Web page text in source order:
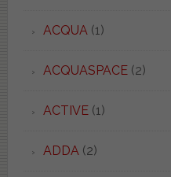
ACQUA(1)
ACQUASPACE(2)
ACTIVE(1)
ADDA(2)